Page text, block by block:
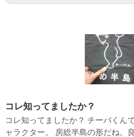
コレ知ってましたか？
コレ知ってましたか？ チーバくん
ャラクター。 房総半島の形だね。